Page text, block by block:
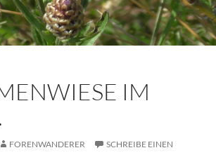
IM
FORENWANDERER
SCHREIBE EINEN